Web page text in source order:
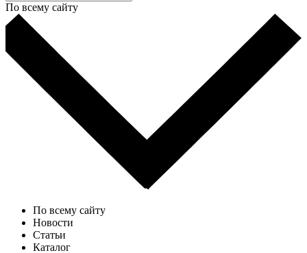
По всему сайту
По всему сайту
Новости
Статьи
Каталог